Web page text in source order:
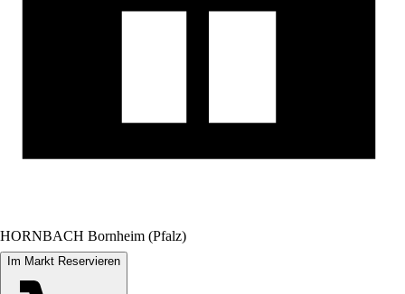
HORNBACH Bornheim (Pfalz)
Im Markt Reservieren